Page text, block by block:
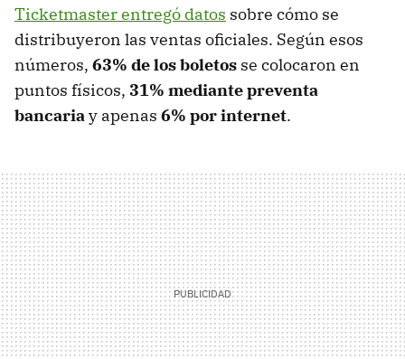
Ticketmaster entregó datos sobre cómo se
distribuyeron las ventas oficiales. Según esos
números, 63% de los boletos se colocaron en
puntos físicos, 31% mediante preventa
bancariay apenas 6% por internet.